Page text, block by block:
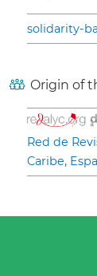
solidarity-
Origin of
Red de
Caribe,